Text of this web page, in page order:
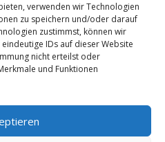
verwenden wir Technologien
zu speichern und/oder darauf
zustimmst, können wir
IDs auf dieser Website
nicht erteilst oder
und Funktionen
NÄCHSTER ARTIKEL
Monteurzimmer
Groß Umstadt
Bereits 26
überzeugte Gäste.